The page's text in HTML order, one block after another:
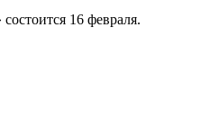
16 февраля.